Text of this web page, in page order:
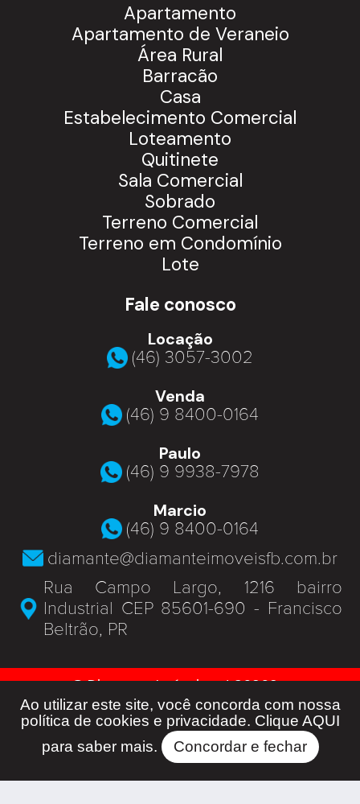
Ao utilizar este site, você concorda com nossa
política de cookies e privacidade. Clique AQUI
para saber mais.
Concordar e fechar
Apartamento
Apartamento de Veraneio
Área Rural
Barracão
Casa
Estabelecimento Comercial
Loteamento
Quitinete
Sala Comercial
Sobrado
Terreno Comercial
Terreno em Condomínio
Lote
Fale conosco
Locação
(46) 3057-3002
Venda
(46) 9 8400-0164
Paulo
(46) 9 9938-7978
Marcio
(46) 9 8400-0164
diamante@diamanteimoveisfb.com.br
Rua Campo Largo, 1216 bairro
Industrial CEP 85601-690 - Francisco
Beltrão, PR
© Diamante Imóveis - J 06369 -
Todos os Direitos Reservados -
Developed by